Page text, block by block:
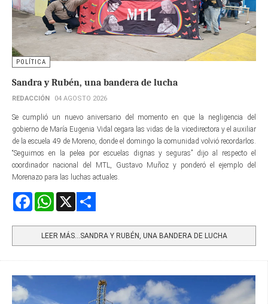
POLÍTICA
Sandra y Rubén, una bandera de lucha
REDACCIÓN 04 AGOSTO 2026
Se cumplió un nuevo aniversario del momento en que la negligencia del
gobierno de María Eugenia Vidal cegara las vidas de la vicedirectora y el auxiliar
de la escuela 49 de Moreno, donde el domingo la comunidad volvió recordarlos.
“Seguimos en la pelea por escuelas dignas y seguras” dijo al respecto el
coordinador nacional del MTL, Gustavo Muñoz y ponderó el ejemplo del
Morenazo para las luchas actuales.
FacebookWhatsApp
LEER MÁS…SANDRA Y RUBÉN, UNA BANDERA DE LUCHA